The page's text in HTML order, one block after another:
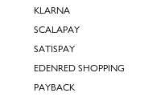
KLARNA
SCALAPAY
SATISPAY
EDENRED SHOPPING
PAYBACK